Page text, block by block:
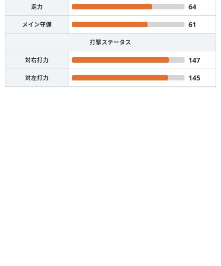
走力 64
メイン守備 61
打撃ステータス
対右打力 147
対左打力 145